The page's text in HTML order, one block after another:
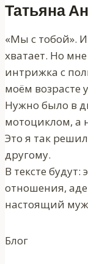
Татьяна
«Мы с тобой».
хватает. Но
интрижка с
моём возрасте
Нужно было в
мотоциклом, а
Это я так
другому.
В тексте
отношения,
настоящий
Блог